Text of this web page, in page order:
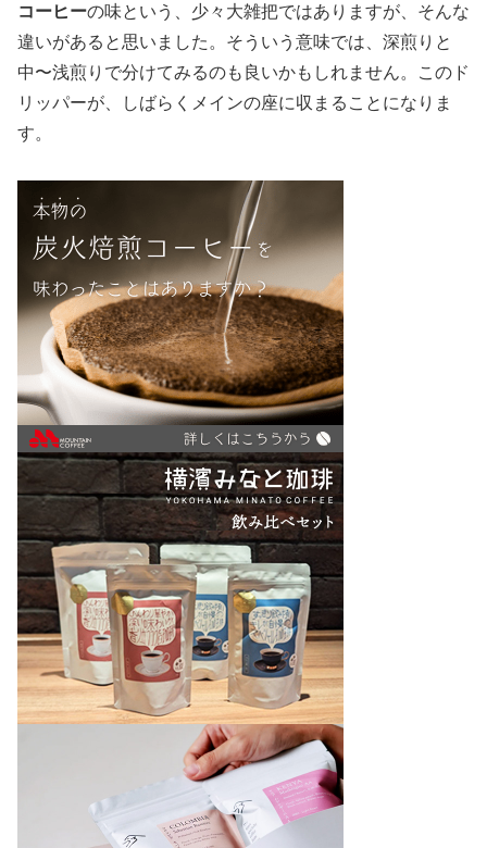
コーヒーの味という、少々大雑把ではありますが、そんな
違いがあると思いました。そういう意味では、深煎りと
中〜浅煎りで分けてみるのも良いかもしれません。このド
リッパーが、しばらくメインの座に収まることになりま
す。